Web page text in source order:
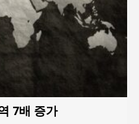
생활문화상품 4종 판매
국가론: 한반도 평화의 새로운 길
7배 증가